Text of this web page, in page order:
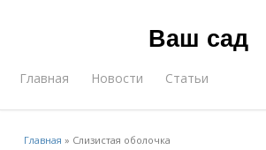
Ваш сад
Главная Новости Статьи
Главная » Слизистая оболочка